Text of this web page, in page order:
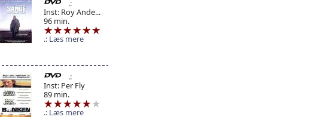
Inst: Roy Ande...
96 min.
Læs mere
Inst: Per Fly
89 min.
Læs mere